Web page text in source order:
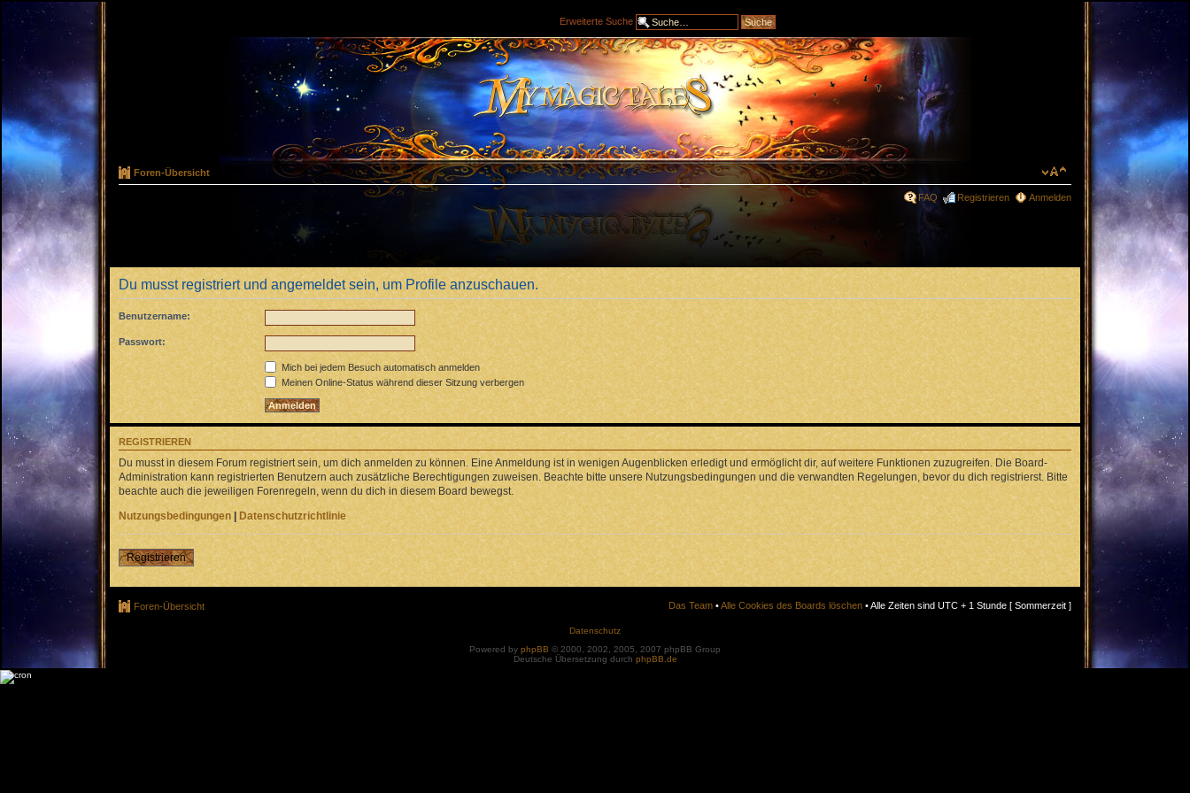
Erweiterte Suche
Foren-Übersicht
FAQ Registrieren Anmelden
Du musst registriert und angemeldet sein, um Profile anzuschauen.
Benutzername:
Passwort:
Mich bei jedem Besuch automatisch anmelden
Meinen Online-Status während dieser Sitzung verbergen
REGISTRIEREN
Du musst in diesem Forum registriert sein, um dich anmelden zu können. Eine Anmeldung ist in wenigen Augenblicken erledigt und ermöglicht dir, auf weitere Funktionen zuzugreifen. Die Board-
Administration kann registrierten Benutzern auch zusätzliche Berechtigungen zuweisen. Beachte bitte unsere Nutzungsbedingungen und die verwandten Regelungen, bevor du dich registrierst. Bitte
beachte auch die jeweiligen Forenregeln, wenn du dich in diesem Board bewegst.
Nutzungsbedingungen|Datenschutzrichtlinie
Registrieren
Foren-Übersicht Das Team •Alle Cookies des Boards löschen • Alle Zeiten sind UTC + 1 Stunde [ Sommerzeit ]
Datenschutz
Powered by phpBB © 2000, 2002, 2005, 2007 phpBB Group
Deutsche Übersetzung durch phpBB.de